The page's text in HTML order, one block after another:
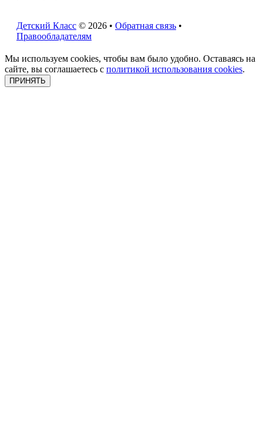
Детский Класс © 2026 • Обратная связь •
Правообладателям
Мы используем cookies, чтобы вам было удобно. Оставаясь на
сайте, вы соглашаетесь с политикой использования cookies.
ПРИНЯТЬ